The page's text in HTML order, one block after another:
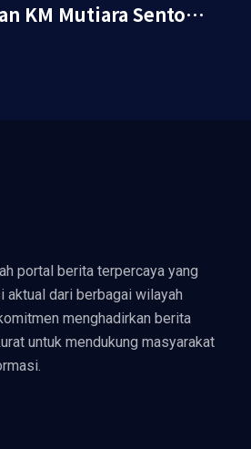
KM Mutiara Sentosa
portal berita terpercaya yang
aktual dari berbagai wilayah
menghadirkan berita
untuk mendukung masyarakat